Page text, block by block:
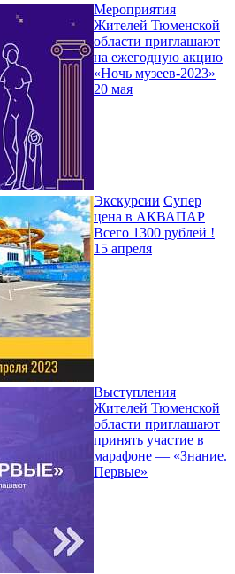
Мероприятия
Жителей Тюменской
области приглашают
на ежегодную акцию
«Ночь музеев-2023»
20 мая
Экскурсии Супер
цена в АКВАПАР
Всего 1300 рублей !
15 апреля
Выступления
Жителей Тюменской
области приглашают
принять участие в
марафоне — «Знание.
Первые»